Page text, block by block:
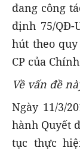
đang công
định 75/QĐ-
hút theo
CP của
Về vấn đề
Ngày 11/3/
hành Quyết
tục thực